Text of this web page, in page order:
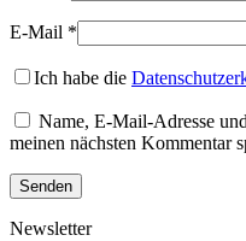
E-Mail *
Ich habe die
Name, E-Mail-Adresse
meinen nächsten Kommentar
Newsletter